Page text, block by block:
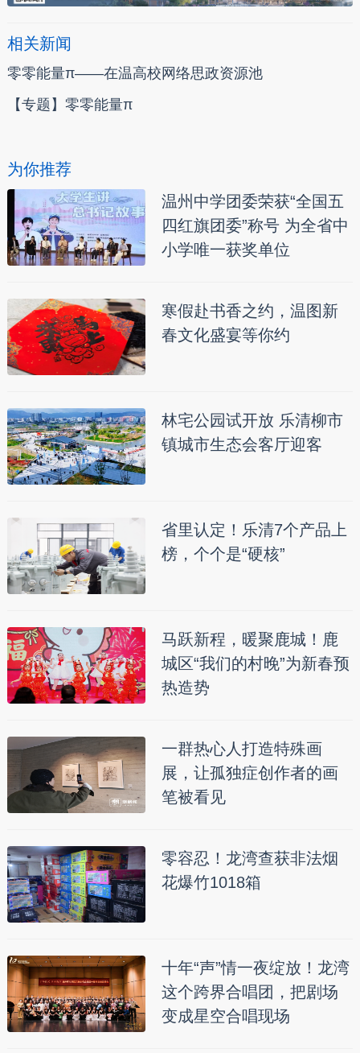
相关新闻
零零能量π——在温高校网络思政资源池
【专题】零零能量π
为你推荐
温州中学团委荣获“全国五
四红旗团委”称号 为全省中
小学唯一获奖单位
寒假赴书香之约，温图新
春文化盛宴等你约
林宅公园试开放 乐清柳市
镇城市生态会客厅迎客
省里认定！乐清7个产品上
榜，个个是“硬核”
马跃新程，暖聚鹿城！鹿
城区“我们的村晚”为新春预
热造势
一群热心人打造特殊画
展，让孤独症创作者的画
笔被看见
零容忍！龙湾查获非法烟
花爆竹1018箱
十年“声”情一夜绽放！龙湾
这个跨界合唱团，把剧场
变成星空合唱现场